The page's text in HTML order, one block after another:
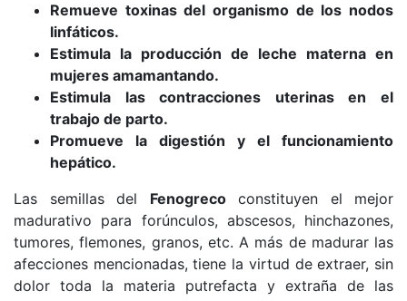
Remueve toxinas del organismo de los nodos
linfáticos.
Estimula la producción de leche materna en
mujeres amamantando.
Estimula las contracciones uterinas en el
trabajo de parto.
Promueve la digestión y el funcionamiento
hepático.
Las semillas del Fenogrecoconstituyen el mejor
madurativo para forúnculos, abscesos, hinchazones,
tumores, flemones, granos, etc. A más de madurar las
afecciones mencionadas, tiene la virtud de extraer, sin
dolor toda la materia putrefacta y extraña de las